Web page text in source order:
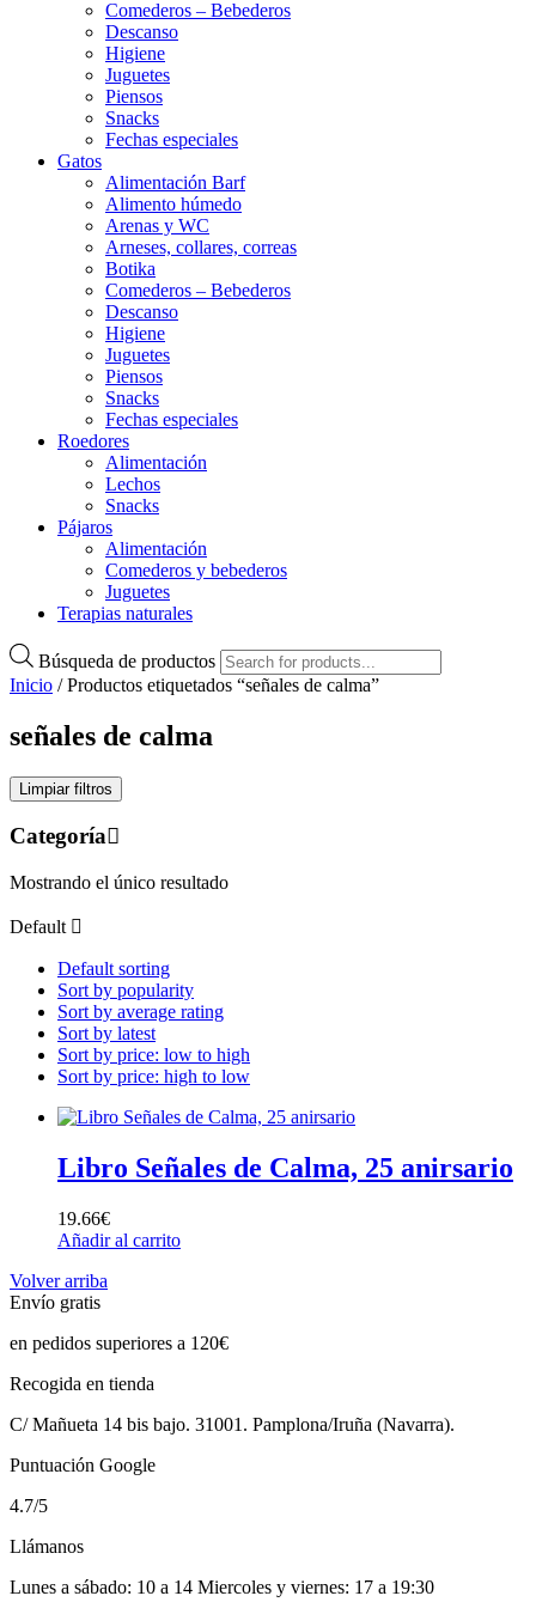
Comederos – Bebederos
Descanso
Higiene
Juguetes
Piensos
Snacks
Fechas especiales
Gatos
Alimentación Barf
Alimento húmedo
Arenas y WC
Arneses, collares, correas
Botika
Comederos – Bebederos
Descanso
Higiene
Juguetes
Piensos
Snacks
Fechas especiales
Roedores
Alimentación
Lechos
Snacks
Pájaros
Alimentación
Comederos y bebederos
Juguetes
Terapias naturales
Búsqueda de productos
Inicio / Productos etiquetados “señales de calma”
señales de calma
Limpiar filtros
Categoría
Mostrando el único resultado
Default
Default sorting
Sort by popularity
Sort by average rating
Sort by latest
Sort by price: low to high
Sort by price: high to low
Libro Señales de Calma, 25 anirsario
19.66€
Añadir al carrito
Volver arriba
Envío gratis
en pedidos superiores a 120€
Recogida en tienda
C/ Mañueta 14 bis bajo. 31001. Pamplona/Iruña (Navarra).
Puntuación Google
4.7/5
Llámanos
Lunes a sábado: 10 a 14 Miercoles y viernes: 17 a 19:30